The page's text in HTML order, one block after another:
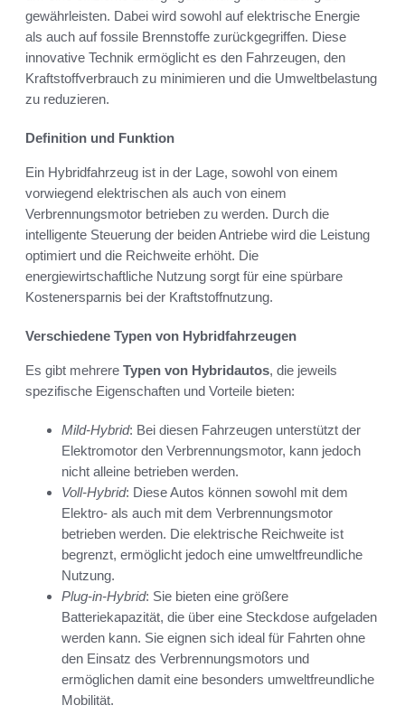
gewährleisten. Dabei wird sowohl auf elektrische Energie
als auch auf fossile Brennstoffe zurückgegriffen. Diese
innovative Technik ermöglicht es den Fahrzeugen, den
Kraftstoffverbrauch zu minimieren und die Umweltbelastung
zu reduzieren.
Definition und Funktion
Ein Hybridfahrzeug ist in der Lage, sowohl von einem
vorwiegend elektrischen als auch von einem
Verbrennungsmotor betrieben zu werden. Durch die
intelligente Steuerung der beiden Antriebe wird die Leistung
optimiert und die Reichweite erhöht. Die
energiewirtschaftliche Nutzung sorgt für eine spürbare
Kostenersparnis bei der Kraftstoffnutzung.
Verschiedene Typen von Hybridfahrzeugen
Es gibt mehrere Typen von Hybridautos, die jeweils
spezifische Eigenschaften und Vorteile bieten:
Mild-Hybrid: Bei diesen Fahrzeugen unterstützt der
Elektromotor den Verbrennungsmotor, kann jedoch
nicht alleine betrieben werden.
Voll-Hybrid: Diese Autos können sowohl mit dem
Elektro- als auch mit dem Verbrennungsmotor
betrieben werden. Die elektrische Reichweite ist
begrenzt, ermöglicht jedoch eine umweltfreundliche
Nutzung.
Plug-in-Hybrid: Sie bieten eine größere
Batteriekapazität, die über eine Steckdose aufgeladen
werden kann. Sie eignen sich ideal für Fahrten ohne
den Einsatz des Verbrennungsmotors und
ermöglichen damit eine besonders umweltfreundliche
Mobilität.